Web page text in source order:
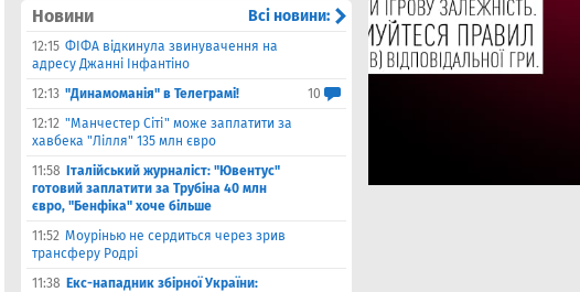
Новини Всі новини:
12:15 ФІФА відкинула звинувачення на
адресу Джанні Інфантіно
12:13 "Динамоманія" в Телеграмі!
10
12:12 "Манчестер Сіті" може заплатити за
хавбека "Лілля" 135 млн євро
11:58
Італійський журналіст: "Ювентус"
готовий заплатити за Трубіна 40 млн
євро, "Бенфіка" хоче більше
11:52 Моурінью не сердиться через зрив
трансферу Родрі
11:38 Екс-нападник збірної України: